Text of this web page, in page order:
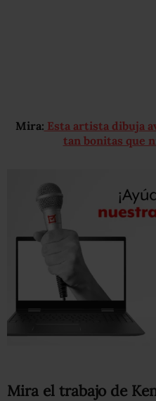
Mira: Esta artista dibuja
tan bonitas que
Mira el trabajo de